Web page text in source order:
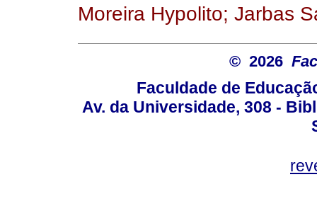
Moreira Hypolito; Jarbas
© 2026
Faculdade de
Av. da Universidade, 308 -